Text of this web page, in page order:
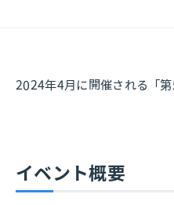
2024年4月に開催される「第
イベント概要